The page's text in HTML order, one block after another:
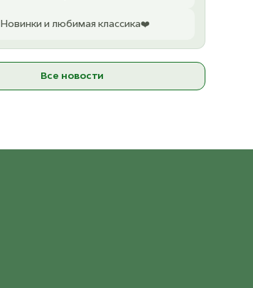
Новинки и любимая классика❤️
Все новости